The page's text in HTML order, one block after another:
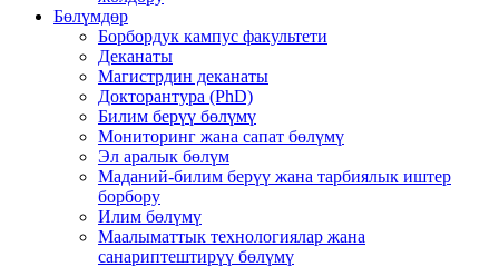
Бөлүмдөр
Борбордук кампус факультети
Деканаты
Магистрдин деканаты
Докторантура (PhD)
Билим берүү бөлүмү
Мониторинг жана сапат бөлүмү
Эл аралык бөлүм
Маданий-билим берүү жана тарбиялык иштер
борбору
Илим бөлүмү
Маалыматтык технологиялар жана
санариптештирүү бөлүмү